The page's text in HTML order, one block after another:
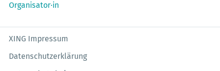
Organisator·in
XING Impressum
Datenschutzerklärung